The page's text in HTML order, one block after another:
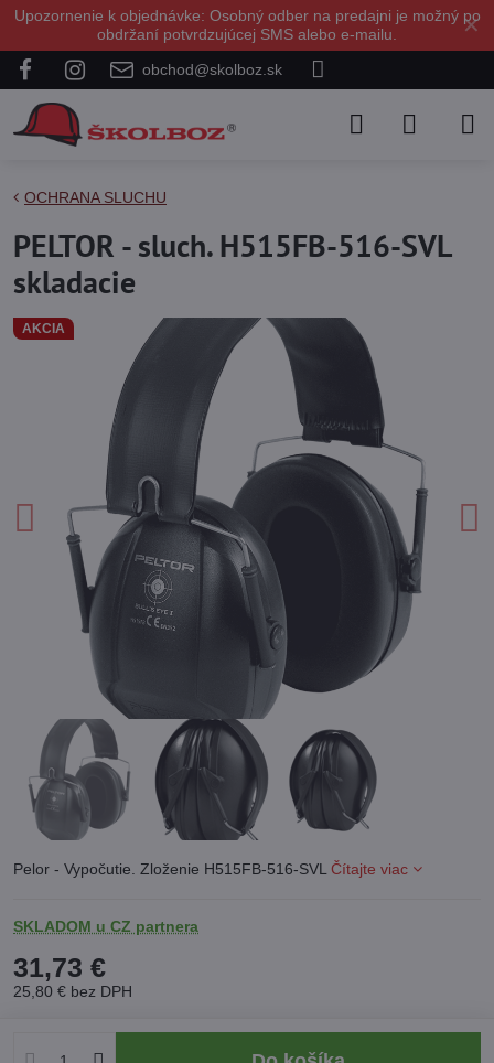
✕
Upozornenie k objednávke: Osobný odber na predajni je možný po
obdržaní potvrdzujúcej SMS alebo e-mailu.
obchod@skolboz.sk
AKCIA
OCHRANA SLUCHU
PELTOR - sluch. H515FB-516-SVL
skladacie
Pelor - Vypočutie. Zloženie H515FB-516-SVL Čítajte viac
SKLADOM u CZ partnera
31,73 €
25,80 € bez DPH